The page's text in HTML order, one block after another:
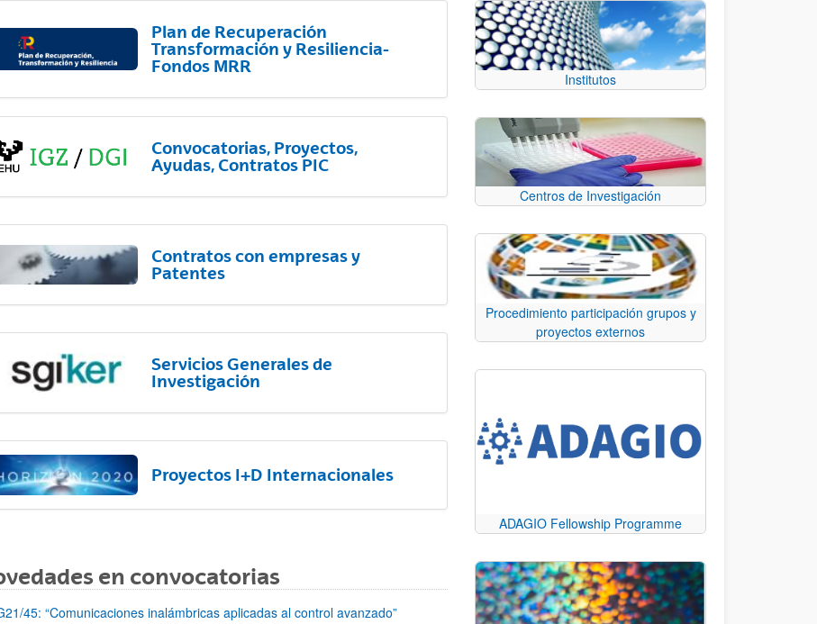
subpáginas
Plan de Recuperación
Transformación y Resiliencia-
Fondos MRR
Convocatorias, Proyectos,
Ayudas, Contratos PIC
Contratos con empresas y
Patentes
Servicios Generales de
Investigación
Proyectos I+D Internacionales
en convocatorias
45: “Comunicaciones inalámbricas aplicadas al control avanzado”
Institutos
Centros de Investigación
Procedimiento participación grupos y
proyectos externos
ADAGIO Fellowship Programme